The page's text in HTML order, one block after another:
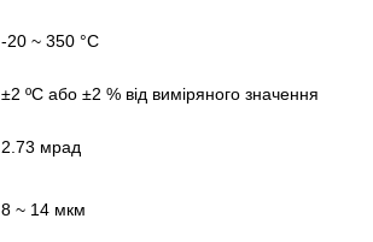
-20 ~ 350 °C
±2 ºC або ±2 % від виміряного значення
2.73 мрад
8 ~ 14 мкм